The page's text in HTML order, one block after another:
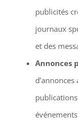
publicités
journaux
et des
Annonces